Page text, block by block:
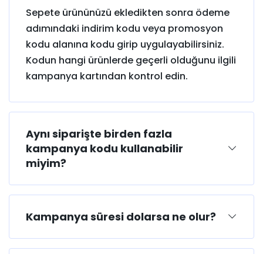
Sepete ürününüzü ekledikten sonra ödeme
adımındaki indirim kodu veya promosyon
kodu alanına kodu girip uygulayabilirsiniz.
Kodun hangi ürünlerde geçerli olduğunu ilgili
kampanya kartından kontrol edin.
Aynı siparişte birden fazla
kampanya kodu kullanabilir
miyim?
Kampanya süresi dolarsa ne olur?